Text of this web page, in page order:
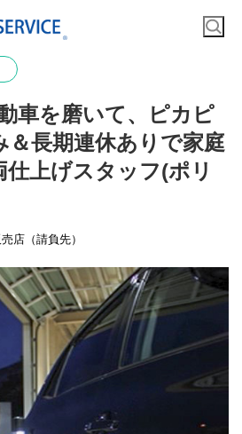
車を磨いて、ピカピ
長期連休ありで家庭
上げスタッフ(ポリ
店（請負先）